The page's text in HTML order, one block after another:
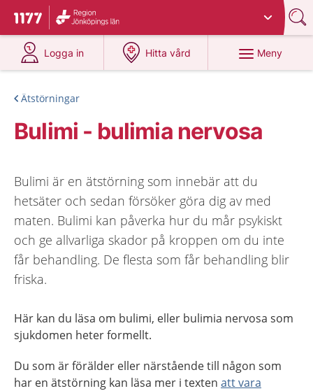
Till startsidan för 1177
Du har valt region
Logga in
på 1177.se
Hitta vård
på 1177.se
Meny
Ätstörningar
Bulimi - bulimia nervosa
Bulimi är en ätstörning som innebär att du
hetsäter och sedan försöker göra dig av med
maten. Bulimi kan påverka hur du mår psykiskt
och ge allvarliga skador på kroppen om du inte
får behandling. De flesta som får behandling blir
friska.
Här kan du läsa om bulimi, eller bulimia nervosa som
sjukdomen heter formellt.
Du som är förälder eller närstående till någon som
har en ätstörning kan läsa mer i texten att vara